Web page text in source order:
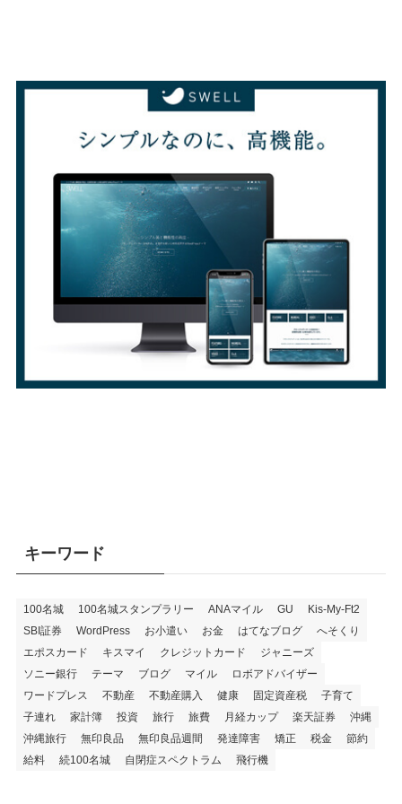
キーワード
100名城 100名城スタンプラリー ANAマイル GU
Kis-My-Ft2
SBI証券
WordPress お小遣い お金 はてなブログ
へそくり
エポスカード
キスマイ クレジットカード
ジャニーズ
ソニー銀行
テーマ ブログ マイル
ロボアドバイザー
ワードプレス
不動産 不動産購入 健康 固定資産税
子育て
子連れ
家計簿 投資 旅行 旅費 月経カップ 楽天証券
沖縄
沖縄旅行
無印良品 無印良品週間 発達障害 矯正 税金
節約
給料
続100名城 自閉症スペクトラム 飛行機